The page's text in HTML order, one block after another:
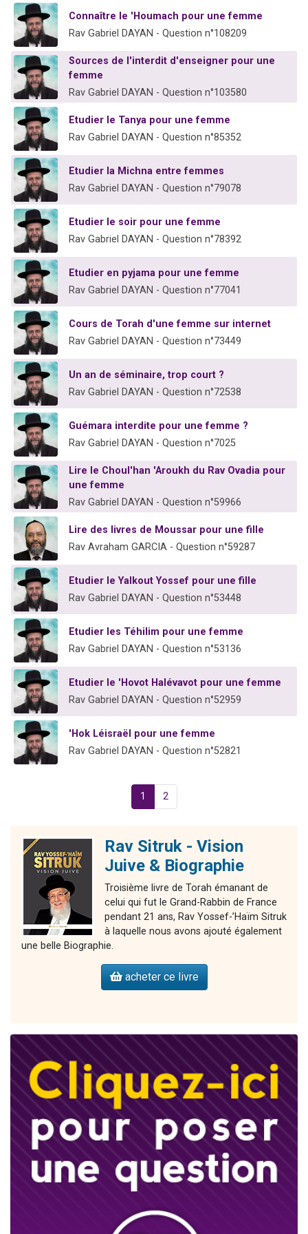
6 personnes viennent de faire un don pour 5 enfants déjà orphelins risquent de perdre leur maman
2 personnes viennent de faire un don pour Reloger Rivka, 6 enfants, victime de violences...
10 personnes viennent de demander une bénédiction
3 personnes viennent de faire un don pour Diane, 80 ans, dans un appartement insalubre
Connaître le 'Houmach pour une femme
Rav Gabriel DAYAN - Question n°108209
Sources de l'interdit d'enseigner pour une
femme
Rav Gabriel DAYAN - Question n°103580
Etudier le Tanya pour une femme
Rav Gabriel DAYAN - Question n°85352
Etudier la Michna entre femmes
Rav Gabriel DAYAN - Question n°79078
Etudier le soir pour une femme
Rav Gabriel DAYAN - Question n°78392
Etudier en pyjama pour une femme
Rav Gabriel DAYAN - Question n°77041
Cours de Torah d'une femme sur internet
Rav Gabriel DAYAN - Question n°73449
Un an de séminaire, trop court ?
Rav Gabriel DAYAN - Question n°72538
Guémara interdite pour une femme ?
Rav Gabriel DAYAN - Question n°7025
Lire le Choul'han 'Aroukh du Rav Ovadia pour
une femme
Rav Gabriel DAYAN - Question n°59966
Lire des livres de Moussar pour une fille
Rav Avraham GARCIA - Question n°59287
Etudier le Yalkout Yossef pour une fille
Rav Gabriel DAYAN - Question n°53448
Etudier les Téhilim pour une femme
Rav Gabriel DAYAN - Question n°53136
Etudier le 'Hovot Halévavot pour une femme
Rav Gabriel DAYAN - Question n°52959
'Hok Léisraël pour une femme
Rav Gabriel DAYAN - Question n°52821
1 2
Rav Sitruk - Vision
Juive & Biographie
Troisième livre de Torah émanant de
celui qui fut le Grand-Rabbin de France
pendant 21 ans, Rav Yossef-’Haïm Sitruk
à laquelle nous avons ajouté également
une belle Biographie.
acheter ce livre